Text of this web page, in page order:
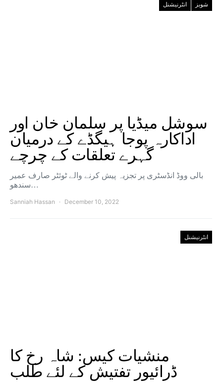
انٹرنیشنل شوبز
سوشل میڈیا پر سلمان خان اور
اداکارہ پوجا ہیگڈے کے درمیان
گہرے تعلقات کے چرچے
بالی ووڈ انڈسٹری پر تجزیہ پیش کرنے والے ٹوئٹر صارف عمیر
سندھو…
Sanniah Hassan December 10, 2022
انٹرنیشنل
منشیات کیس: شاہ رخ کا
ڈرائیور تفتیش کے لئے طلب